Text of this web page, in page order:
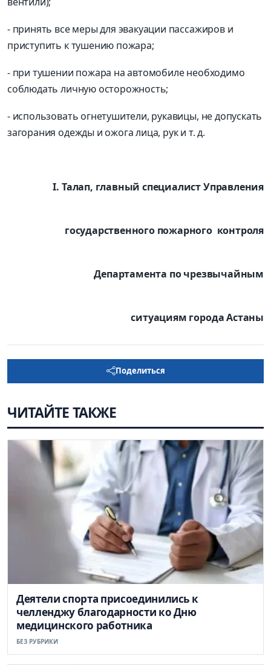
- принять все меры для эвакуации пассажиров и
приступить к тушению пожара;
- при тушении пожара на автомобиле необходимо
соблюдать личную осторожность;
- использовать огнетушители, рукавицы, не допускать
загорания одежды и ожога лица, рук и т. д.
І. Талап, главный специалист Управления
государственного пожарного контроля
Департамента по чрезвычайным
ситуациям города Астаны
Поделиться
ЧИТАЙТЕ ТАКЖЕ
Деятели спорта присоединились к
челленджу благодарности ко Дню
медицинского работника
БЕЗ РУБРИКИ